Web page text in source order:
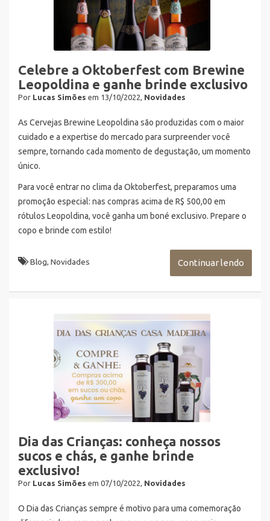
Celebre a Oktoberfest com Brewine
Leopoldina e ganhe brinde exclusivo
Por Lucas Simões em 13/10/2022, Novidades
As Cervejas Brewine Leopoldina são produzidas com o maior
cuidado e a expertise do mercado para surpreender você
sempre, tornando cada momento de degustação, um momento
único.
Para você entrar no clima da Oktoberfest, preparamos uma
promoção especial: nas compras acima de R$ 500,00 em
rótulos Leopoldina, você ganha um boné exclusivo. Prepare o
copo e brinde com estilo!
Continuar lendo
Blog, Novidades
Dia das Crianças: conheça nossos
sucos e chás, e ganhe brinde
exclusivo!
Por Lucas Simões em 07/10/2022, Novidades
O Dia das Crianças sempre é motivo para uma comemoração